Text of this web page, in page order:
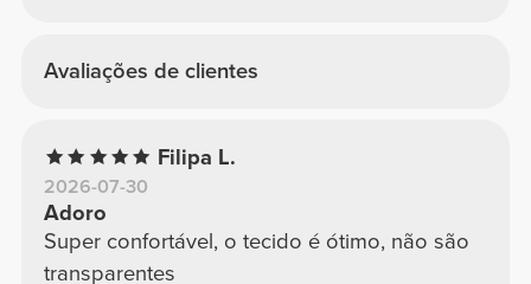
Avaliações de clientes
Filipa L.
2026-07-30
Adoro
Super confortável, o tecido é ótimo, não são
transparentes